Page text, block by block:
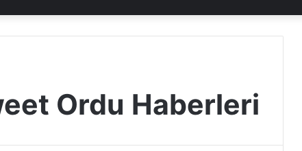
Ordu Haberleri